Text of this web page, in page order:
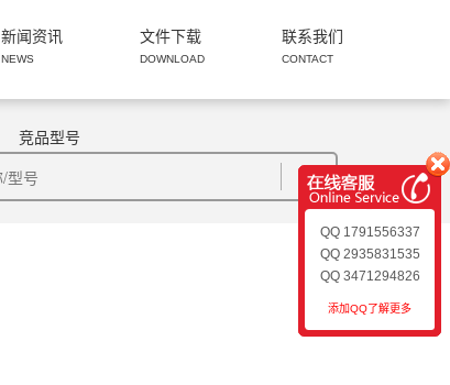
新闻资讯
NEWS
文件下载
DOWNLOAD
联系我们
CONTACT
QQ 1791556337
QQ 2935831535
QQ 3471294826
添加QQ了解更多
竞品型号